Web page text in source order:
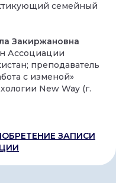
семейный
Закиржановна
Ассоциации
преподаватель
с изменой»
New Way (г.
ЗАПИСИ